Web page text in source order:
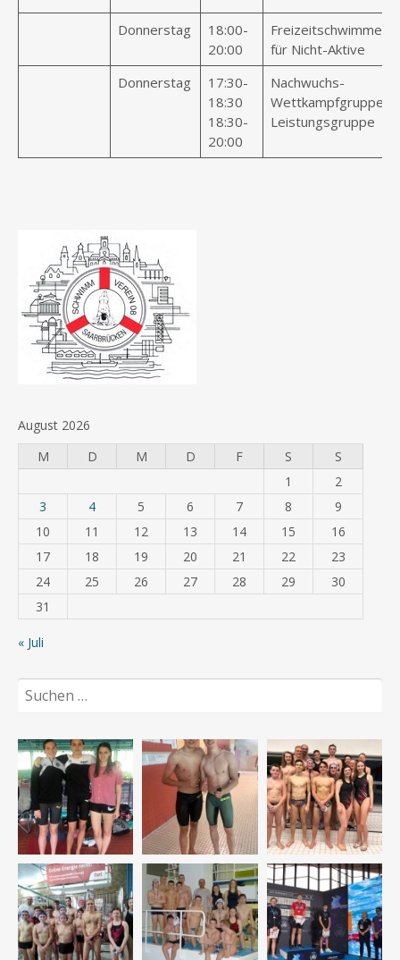
Donnerstag
18:00-
20:00
Freizeitschwimmen
für Nicht-Aktive
Donnerstag
17:30-
18:30
18:30-
20:00
Nachwuchs-
Wettkampfgruppe
Leistungsgruppe
August 2026
M
D M D F S
S
1
2
3
4 5 6 7 8
9
10
11 12 13 14 15
16
17
18 19 20 21 22
23
24
25 26 27 28 29
30
31
« Juli
Suchen
nach: